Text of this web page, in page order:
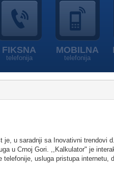
FIKSNA
telefonija
MOBILNA
telefonija
u saradnji sa Inovativni trendovi
u Crnoj Gori. ,,Kalkulator" je
usluga pristupa internetu,